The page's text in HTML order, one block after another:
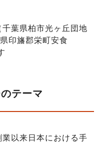
葉県柏市光ヶ丘団地
印旛郡栄町安食
テーマ
業以来日本における手